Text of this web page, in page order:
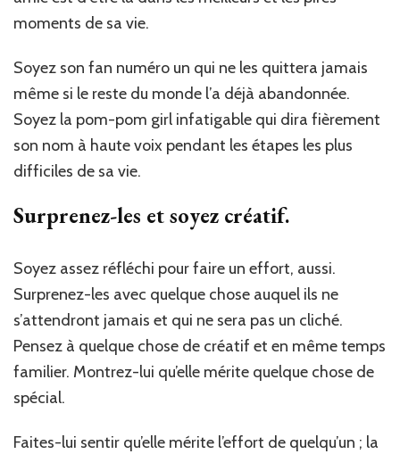
moments de sa vie.
Soyez son fan numéro un qui ne les quittera jamais
même si le reste du monde l’a déjà abandonnée.
Soyez la pom-pom girl infatigable qui dira fièrement
son nom à haute voix pendant les étapes les plus
difficiles de sa vie.
Surprenez-les et soyez créatif.
Soyez assez réfléchi pour faire un effort, aussi.
Surprenez-les avec quelque chose auquel ils ne
s’attendront jamais et qui ne sera pas un cliché.
Pensez à quelque chose de créatif et en même temps
familier. Montrez-lui qu’elle mérite quelque chose de
spécial.
Faites-lui sentir qu’elle mérite l’effort de quelqu’un ; la